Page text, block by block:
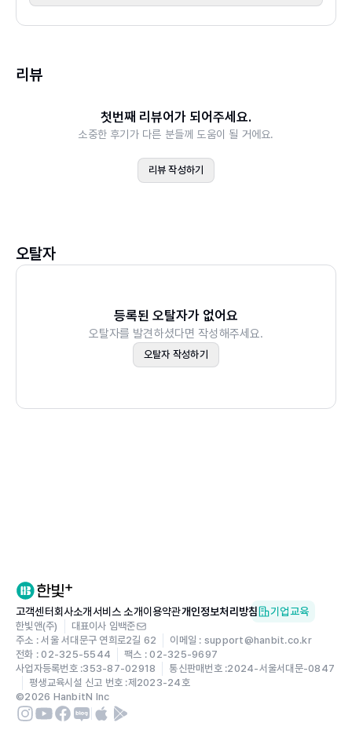
제6장 인사고과
제7장 교육훈련
제8장 경력개발
제11장 근로시간관리
제13장 복리후생과 여가관리
리뷰
첫번째 리뷰어가 되어주세요.
소중한 후기가 다른 분들께 도움이 될 거에요.
리뷰 작성하기
오탈자
등록된 오탈자가 없어요
오탈자를 발견하셨다면 작성해주세요.
오탈자 작성하기
고객센터회사소개서비스 소개이용약관개인정보처리방침 기업교육
한빛앤(주)
대표이사 임백준
주소 : 서울 서대문구 연희로2길 62
이메일 : support@hanbit.co.kr
전화 : 02-325-5544
팩스 : 02-325-9697
사업자등록번호 :353-87-02918 통신판매번호 :2024-서울서대문-0847
평생교육시설 신고 번호 :제2023-24호
©2026 HanbitN Inc